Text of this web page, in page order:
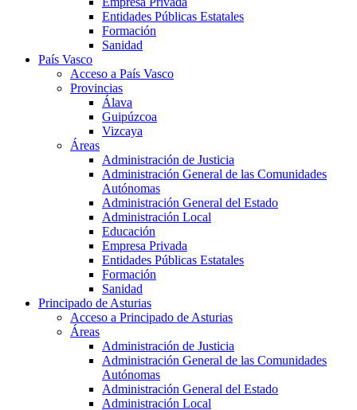
Entidades Públicas Estatales
Formación
Sanidad
País Vasco
Acceso a País Vasco
Provincias
Álava
Guipúzcoa
Vizcaya
Áreas
Administración de Justicia
Administración General de las Comunidades
Autónomas
Administración General del Estado
Administración Local
Educación
Empresa Privada
Entidades Públicas Estatales
Formación
Sanidad
Principado de Asturias
Acceso a Principado de Asturias
Áreas
Administración de Justicia
Administración General de las Comunidades
Autónomas
Administración General del Estado
Administración Local